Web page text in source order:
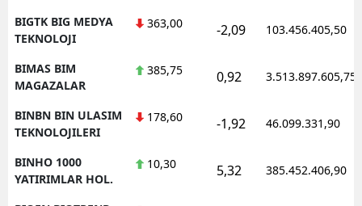
BIGTK BIG MEDYA
TEKNOLOJI
363,00 -2,09 103.456.405,50
BIMAS BIM
MAGAZALAR
385,75 0,92 3.513.897.605,75
BINBN BIN ULASIM
TEKNOLOJILERI
178,60 -1,92 46.099.331,90
BINHO 1000
YATIRIMLAR HOL.
10,30 5,32 385.452.406,90